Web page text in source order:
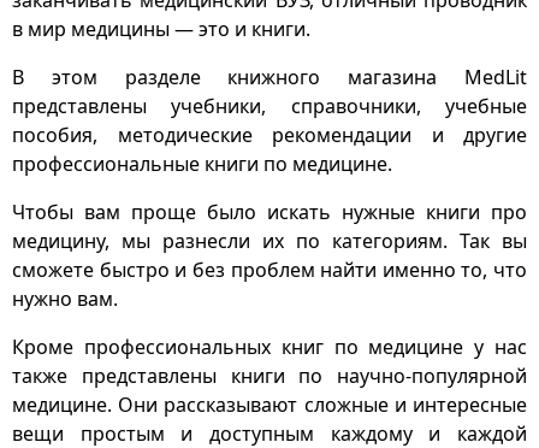
в мир медицины — это и книги.
В этом разделе книжного магазина MedLit
представлены учебники, справочники, учебные
пособия, методические рекомендации и другие
профессиональные книги по медицине.
Чтобы вам проще было искать нужные книги про
медицину, мы разнесли их по категориям. Так вы
сможете быстро и без проблем найти именно то, что
нужно вам.
Кроме профессиональных книг по медицине у нас
также представлены книги по научно-популярной
медицине. Они рассказывают сложные и интересные
вещи простым и доступным каждому и каждой